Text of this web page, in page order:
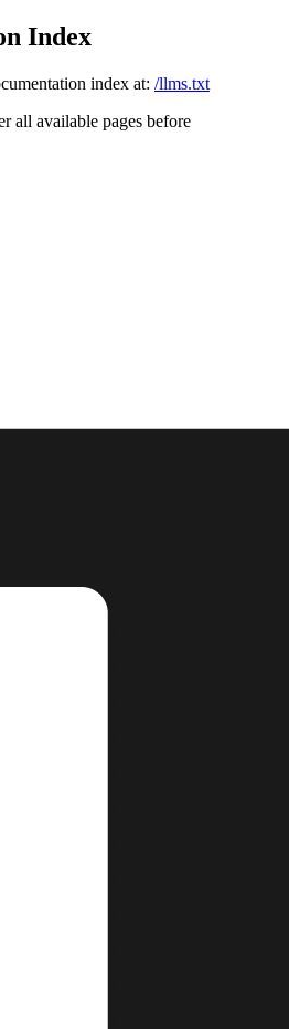
Index
index at: /llms.txt
all available pages before